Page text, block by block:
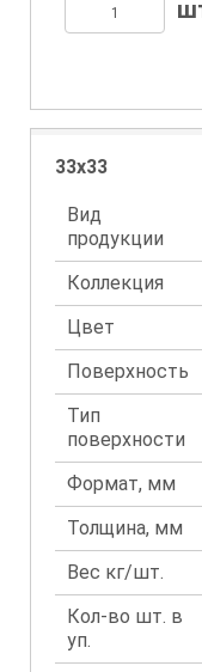
33x33
Вид
продукции
Коллекция
Цвет
Поверхность
Тип
поверхности
Формат, мм
Толщина, мм
Вес кг/шт.
Кол-во шт. в
уп.